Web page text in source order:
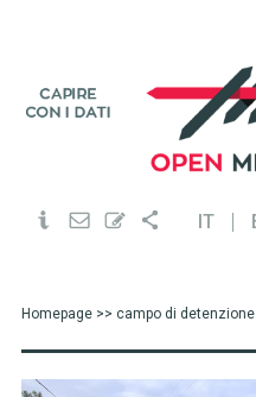
IT
Homepage>> campo di detenzione